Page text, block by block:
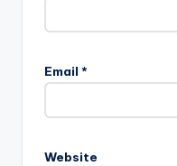
Email *
Website